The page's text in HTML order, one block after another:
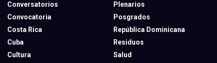
Conversatorios
Convocatoria
Costa Rica
Cuba
Cultura
Plenarios
Posgrados
República Dominicana
Residuos
Salud